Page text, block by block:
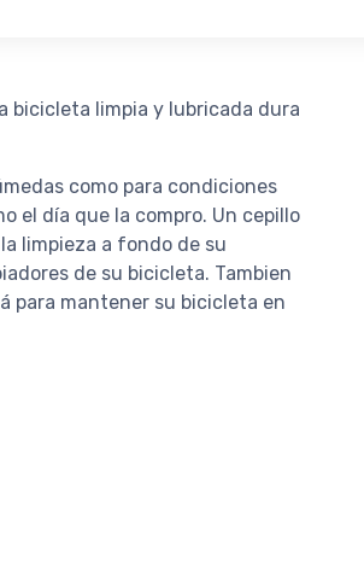
bicicleta limpia y lubricada dura
como para condiciones
el día que la compro. Un cepillo
limpieza a fondo de su
de su bicicleta. Tambien
para mantener su bicicleta en